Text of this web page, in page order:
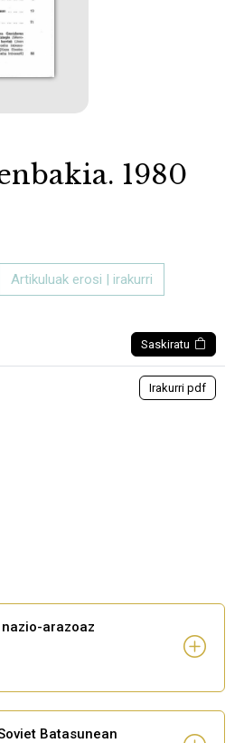
1980
Artikuluak erosi | irakurri
Saskiratu
Irakurri pdf
arazoaz
Batasunean